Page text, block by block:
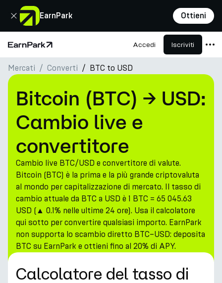
EarnPark Ottieni
Chiudi
Pagina principale Accedi Iscriviti
Prodotti
Mercati
Calcolatori
PARK Token
Risorse
Azienda
Mercati Converti BTC to USD
Bitcoin (BTC) → USD:
Cambio live e
convertitore
Cambio live BTC/USD e convertitore di valute.
Bitcoin (BTC) è la prima e la più grande criptovaluta
al mondo per capitalizzazione di mercato. Il tasso di
cambio attuale da BTC a USD è 1 BTC = 65 045.63
USD (▲ 0.1% nelle ultime 24 ore). Usa il calcolatore
qui sotto per convertire qualsiasi importo. EarnPark
non supporta lo scambio diretto BTC–USD: deposita
BTC su EarnPark e ottieni fino al 20% di APY.
Calcolatore del tasso di